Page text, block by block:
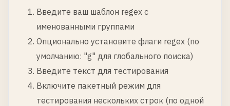
Введите ваш шаблон regex с
именованными группами
Опционально установите флаги regex (по
умолчанию: "g" для глобального поиска)
Введите текст для тестирования
Включите пакетный режим для
тестирования нескольких строк (по одной